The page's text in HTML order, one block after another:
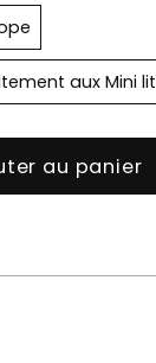
aux Mini
au panier